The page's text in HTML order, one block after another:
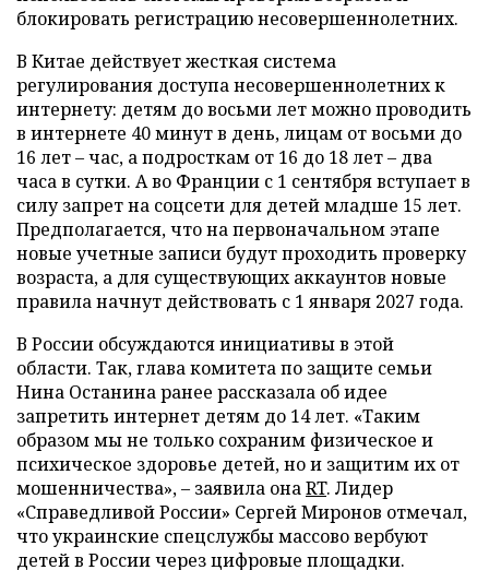
блокировать регистрацию несовершеннолетних.
В Китае действует жесткая система
регулирования доступа несовершеннолетних к
интернету: детям до восьми лет можно проводить
в интернете 40 минут в день, лицам от восьми до
16 лет – час, а подросткам от 16 до 18 лет – два
часа в сутки. А во Франции с 1 сентября вступает в
силу запрет на соцсети для детей младше 15 лет.
Предполагается, что на первоначальном этапе
новые учетные записи будут проходить проверку
возраста, а для существующих аккаунтов новые
правила начнут действовать с 1 января 2027 года.
В России обсуждаются инициативы в этой
области. Так, глава комитета по защите семьи
Нина Останина ранее рассказала об идее
запретить интернет детям до 14 лет. «Таким
образом мы не только сохраним физическое и
психическое здоровье детей, но и защитим их от
мошенничества», – заявила онаRT. Лидер
«Справедливой России» Сергей Миронов отмечал,
что украинские спецслужбы массово вербуют
детей в России через цифровые площадки.